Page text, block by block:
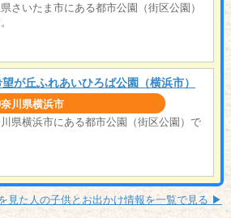
さいたま市にある都市公園（街区公園）
が丘ふれあいひろば公園（横浜市）
川県横浜市
県横浜市にある都市公園（街区公園）で
見た人の子供とお出かけ情報を一覧で見る ▶︎